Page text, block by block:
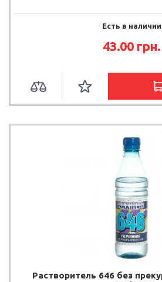
Есть в наличии
43.00 грн.
Растворитель 646 без